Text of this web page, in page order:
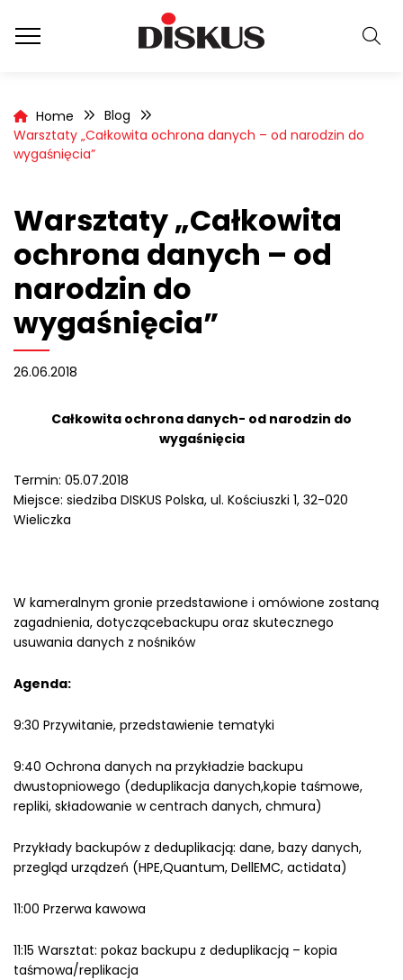
Home
Blog
Warsztaty „Całkowita ochrona danych – od narodzin do
wygaśnięcia”
Warsztaty „Całkowita
ochrona danych – od
narodzin do
wygaśnięcia”
26.06.2018
Całkowita ochrona danych- od narodzin do
wygaśnięcia
Termin: 05.07.2018
Miejsce: siedziba DISKUS Polska, ul. Kościuszki 1, 32-020
Wieliczka
W kameralnym gronie przedstawione i omówione zostaną
zagadnienia, dotyczącebackupu oraz skutecznego
usuwania danych z nośników
Agenda:
9:30 Przywitanie, przedstawienie tematyki
9:40 Ochrona danych na przykładzie backupu
dwustopniowego (deduplikacja danych,kopie taśmowe,
repliki, składowanie w centrach danych, chmura)
Przykłady backupów z deduplikacją: dane, bazy danych,
przegląd urządzeń (HPE,Quantum, DellEMC, actidata)
11:00 Przerwa kawowa
11:15 Warsztat: pokaz backupu z deduplikacją – kopia
taśmowa/replikacja